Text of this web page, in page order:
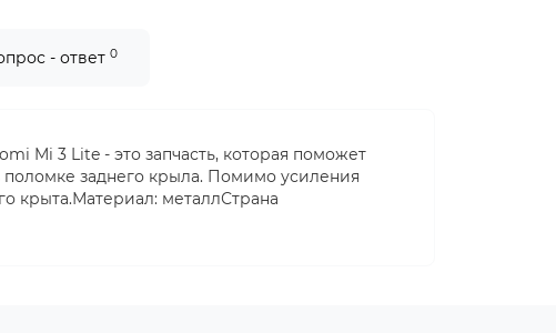
- ответ 0
Mi 3 Lite - это запчасть, которая поможет
поломке заднего крыла. Помимо усиления
крыта.Материал: металлСтрана